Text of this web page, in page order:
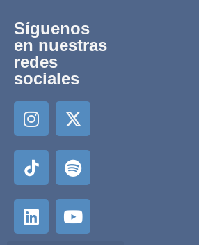
Síguenos
en nuestras
redes
sociales